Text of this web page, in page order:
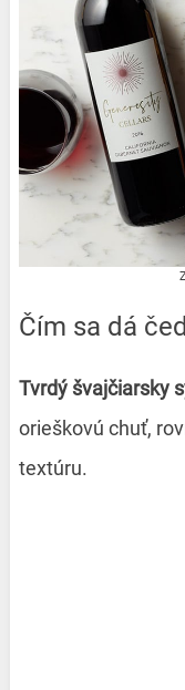
Čím sa dá
Tvrdý švajčiarsky
orieškovú chuť,
textúru.